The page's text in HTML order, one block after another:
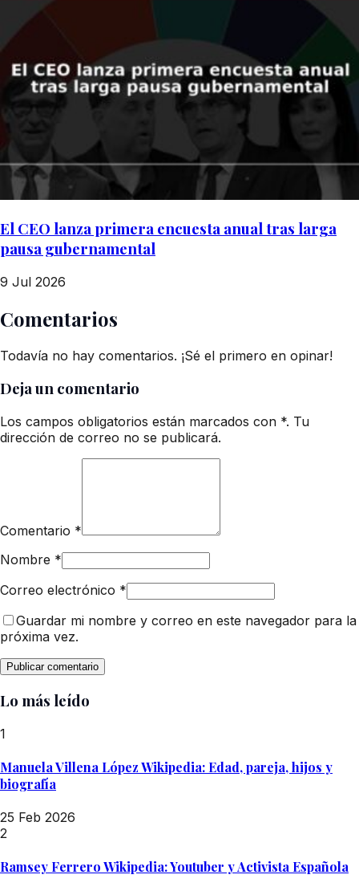
El CEO lanza primera encuesta anual tras larga
pausa gubernamental
9 Jul 2026
Comentarios
Todavía no hay comentarios. ¡Sé el primero en opinar!
Deja un comentario
Los campos obligatorios están marcados con *. Tu
dirección de correo no se publicará.
Comentario *
Nombre *
Correo electrónico *
Guardar mi nombre y correo en este navegador para la
próxima vez.
Lo más leído
1
Manuela Villena López Wikipedia: Edad, pareja, hijos y
biografía
25 Feb 2026
2
Ramsey Ferrero Wikipedia: Youtuber y Activista Española